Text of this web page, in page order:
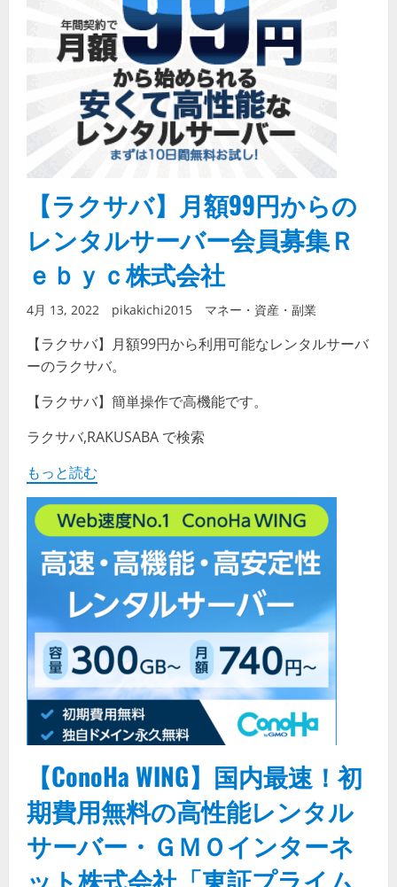
【ラクサバ】月額99円からの
レンタルサーバー会員募集Ｒ
ｅｂｙｃ株式会社
4月 13, 2022 pikakichi2015 マネー・資産・副業
【ラクサバ】月額99円から利用可能なレンタルサーバ
ーのラクサバ。
【ラクサバ】簡単操作で高機能です。
ラクサバ,RAKUSABA で検索
もっと読む
【ConoHa WING】国内最速！初
期費用無料の高性能レンタル
サーバー・ＧＭＯインターネ